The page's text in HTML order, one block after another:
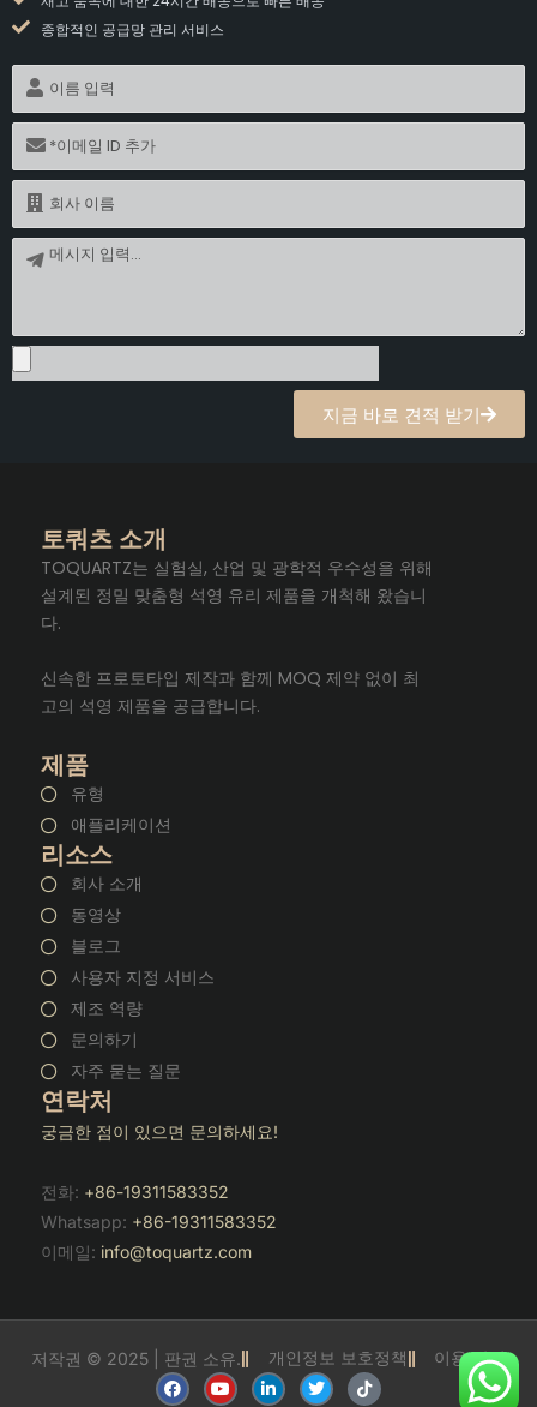
종합적인 공급망 관리 서비스
름
이
메
일
름
지금 바로 견적 받기
토쿼츠 소개
TOQUARTZ는 실험실, 산업 및 광학적 우수성을 위해
설계된 정밀 맞춤형 석영 유리 제품을 개척해 왔습니
다.
신속한 프로토타입 제작과 함께 MOQ 제약 없이 최
고의 석영 제품을 공급합니다.
제품
유형
애플리케이션
리소스
회사 소개
동영상
블로그
사용자 지정 서비스
제조 역량
문의하기
자주 묻는 질문
연락처
궁금한 점이 있으면 문의하세요!
전화: +86-19311583352
Whatsapp: +86-19311583352
이메일: info@toquartz.com
저작권 © 2025 | 판권 소유. 개인정보 보호정책
이용 약관
F
a
유
튜
링
크
트
위
틱
톡